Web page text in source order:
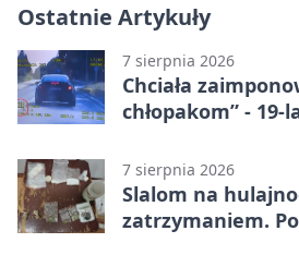
Ostatnie Artykuły
7 sierpnia 2026
Chciała
chłopakom” - 19-
7 sierpnia 2026
Slalom na
zatrzymaniem.